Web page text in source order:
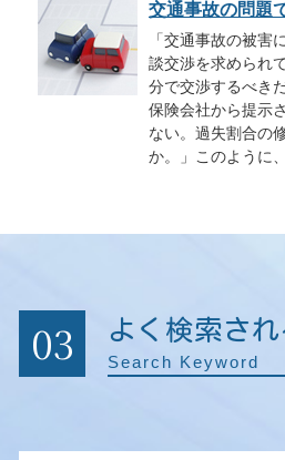
交通事故の問題
「交通事故の被害
談交渉を求められ
分で交渉するべき
保険会社から提示
ない。過失割合の
か。」このように
03 よく検索さ
Search Keyword